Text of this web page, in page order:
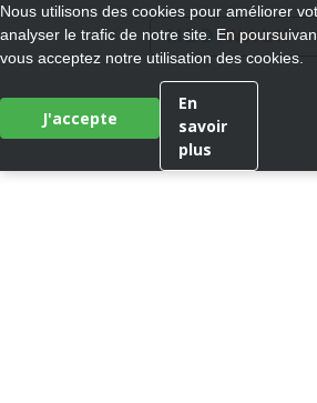
MEDIWALK®
Nous utilisons des cookies pour améliorer
analyser le trafic de notre site. En
vous acceptez notre utilisation des cookies.
J'accepte
En
savoir
plus